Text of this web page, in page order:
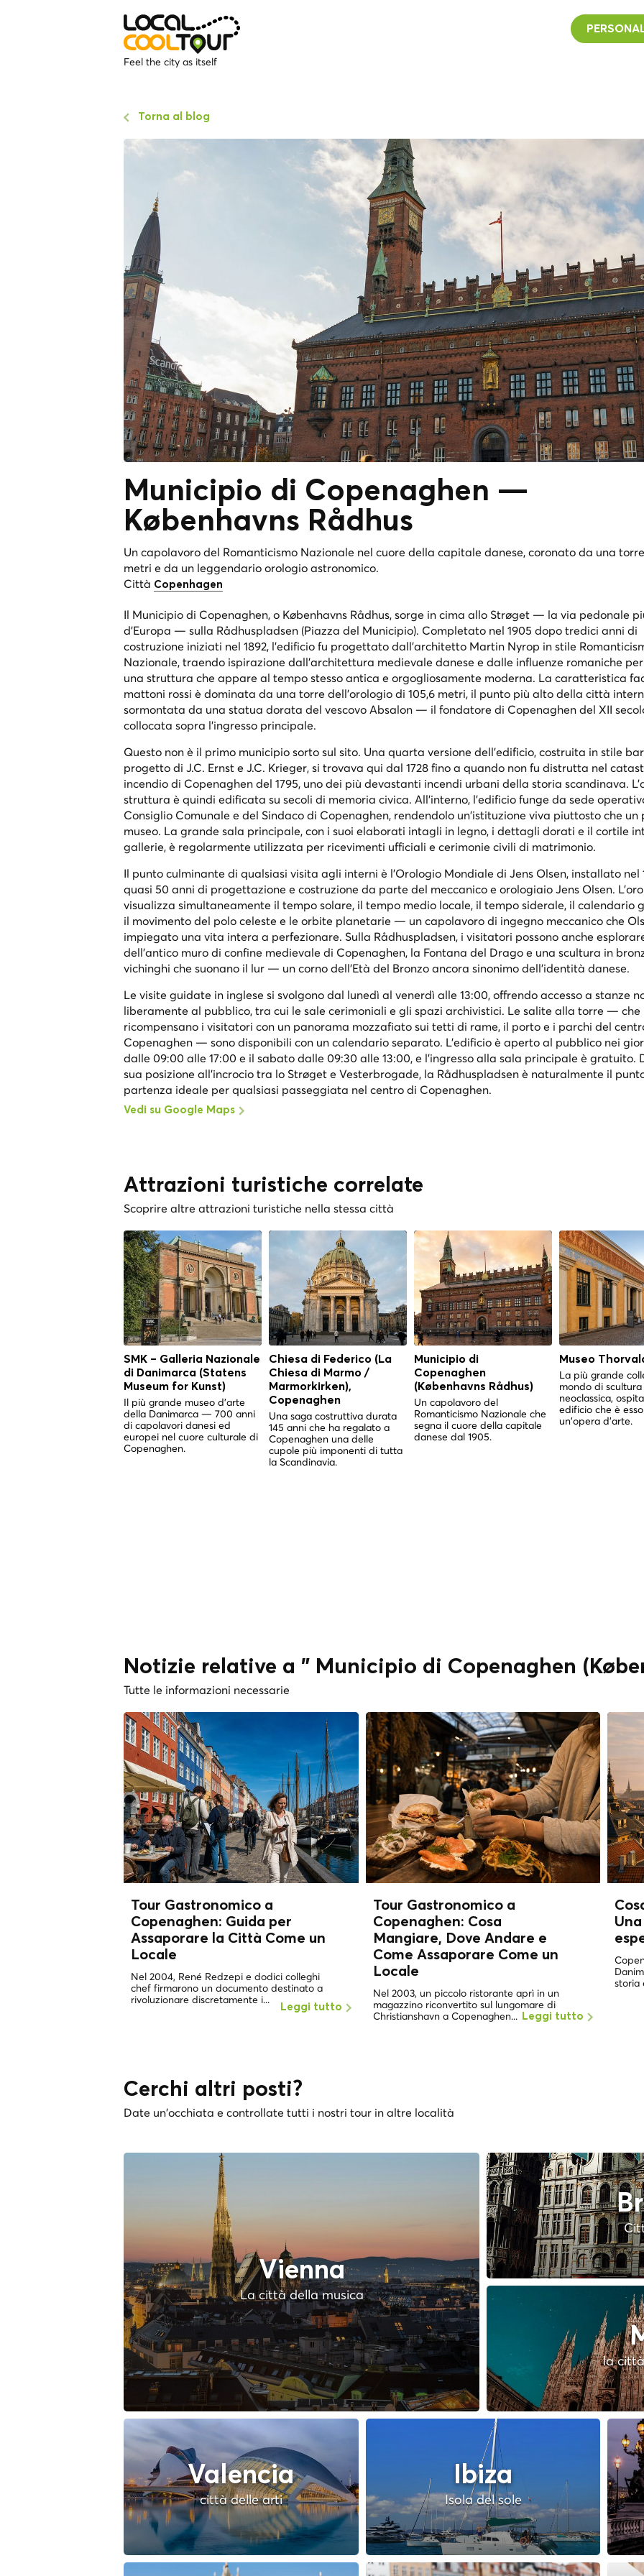
Feel the city as itself
Torna al blog
Municipio di Copenaghen —
Københavns Rådhus
Un capolavoro del Romanticismo Nazionale nel cuore della capitale danese, coronato da una
metri e da un leggendario orologio astronomico.
Città Copenhagen
Il Municipio di Copenaghen, o Københavns Rådhus, sorge in cima allo Strøget — la via pedonale
d'Europa — sulla Rådhuspladsen (Piazza del Municipio). Completato nel 1905 dopo tredici anni di
costruzione iniziati nel 1892, l'edificio fu progettato dall'architetto Martin Nyrop in stile
Nazionale, traendo ispirazione dall'architettura medievale danese e dalle influenze romaniche
una struttura che appare al tempo stesso antica e orgogliosamente moderna. La caratteristica
mattoni rossi è dominata da una torre dell'orologio di 105,6 metri, il punto più alto della città
sormontata da una statua dorata del vescovo Absalon — il fondatore di Copenaghen del XII
collocata sopra l'ingresso principale.
Questo non è il primo municipio sorto sul sito. Una quarta versione dell'edificio, costruita in stile
progetto di J.C. Ernst e J.C. Krieger, si trovava qui dal 1728 fino a quando non fu distrutta nel
incendio di Copenaghen del 1795, uno dei più devastanti incendi urbani della storia scandinava.
struttura è quindi edificata su secoli di memoria civica. All'interno, l'edificio funge da sede
Consiglio Comunale e del Sindaco di Copenaghen, rendendolo un'istituzione viva piuttosto che un
museo. La grande sala principale, con i suoi elaborati intagli in legno, i dettagli dorati e il cortile
gallerie, è regolarmente utilizzata per ricevimenti ufficiali e cerimonie civili di matrimonio.
Il punto culminante di qualsiasi visita agli interni è l'Orologio Mondiale di Jens Olsen, installato nel
quasi 50 anni di progettazione e costruzione da parte del meccanico e orologiaio Jens Olsen.
visualizza simultaneamente il tempo solare, il tempo medio locale, il tempo siderale, il calendario
il movimento del polo celeste e le orbite planetarie — un capolavoro di ingegno meccanico che
impiegato una vita intera a perfezionare. Sulla Rådhuspladsen, i visitatori possono anche
dell'antico muro di confine medievale di Copenaghen, la Fontana del Drago e una scultura in
vichinghi che suonano il lur — un corno dell'Età del Bronzo ancora sinonimo dell'identità danese.
Le visite guidate in inglese si svolgono dal lunedì al venerdì alle 13:00, offrendo accesso a stanze
liberamente al pubblico, tra cui le sale cerimoniali e gli spazi archivistici. Le salite alla torre — che
ricompensano i visitatori con un panorama mozzafiato sui tetti di rame, il porto e i parchi del
Copenaghen — sono disponibili con un calendario separato. L'edificio è aperto al pubblico nei
dalle 09:00 alle 17:00 e il sabato dalle 09:30 alle 13:00, e l'ingresso alla sala principale è gratuito.
sua posizione all'incrocio tra lo Strøget e Vesterbrogade, la Rådhuspladsen è naturalmente il
partenza ideale per qualsiasi passeggiata nel centro di Copenaghen.
Vedi su Google Maps
Attrazioni turistiche correlate
Scoprire altre attrazioni turistiche nella stessa città
SMK – Galleria Nazionale
di Danimarca (Statens
Museum for Kunst)
Il più grande museo d'arte
della Danimarca — 700 anni
di capolavori danesi ed
europei nel cuore culturale di
Copenaghen.
Chiesa di Federico (La
Chiesa di Marmo /
Marmorkirken),
Copenaghen
Una saga costruttiva durata
145 anni che ha regalato a
Copenaghen una delle
cupole più imponenti di tutta
la Scandinavia.
Municipio di
Copenaghen
(Københavns Rådhus)
Un capolavoro del
Romanticismo Nazionale che
segna il cuore della capitale
danese dal 1905.
Museo
La più grande
mondo di scultura
neoclassica,
edificio che è
un'opera d'arte.
Notizie relative a " Municipio di Copenaghen
Tutte le informazioni necessarie
Tour Gastronomico a
Copenaghen: Guida per
Assaporare la Città Come un
Locale
Nel 2004, René Redzepi e dodici colleghi
chef firmarono un documento destinato a
rivoluzionare discretamente i...
Leggi tutto
Tour Gastronomico a
Copenaghen: Cosa
Mangiare, Dove Andare e
Come Assaporare Come un
Locale
Nel 2003, un piccolo ristorante aprì in un
magazzino riconvertito sul lungomare di
Christianshavn a Copenaghen...
Leggi tutto
storia
Cerchi altri posti?
Date un'occhiata e controllate tutti i nostri tour in altre località
Vienna
La città della musica
la
Valencia
città delle arti
Ibiza
Isola del sole